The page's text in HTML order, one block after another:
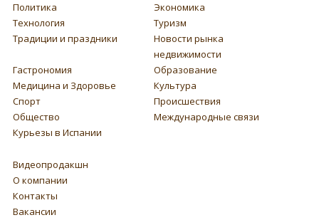
Политика
Экономика
Технология
Туризм
Традиции и праздники
Новости рынка
недвижимости
Гастрономия
Образование
Медицина и Здоровье
Культура
Спорт
Происшествия
Общество
Международные связи
Курьезы в Испании
Видеопродакшн
О компании
Контакты
Вакансии